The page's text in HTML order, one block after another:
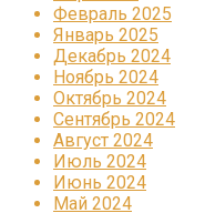
Февраль 2025
Январь 2025
Декабрь 2024
Ноябрь 2024
Октябрь 2024
Сентябрь 2024
Август 2024
Июль 2024
Июнь 2024
Май 2024